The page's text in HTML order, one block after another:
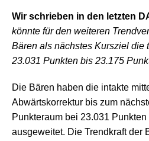
Wir schrieben in den letzten
könnte für den weiteren
Bären als nächstes Kursziel die
23.031 Punkten bis 23.175
Die Bären haben die intakte
Abwärtskorrektur bis zum
Punkteraum bei 23.031
ausgeweitet. Die Trendkraft der